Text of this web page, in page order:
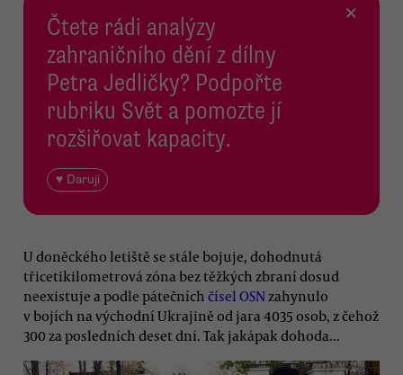
Čtete rádi analýzy
zahraničního dění z dílny
Petra Jedličky? Podpořte
rubriku Svět a pomozte jí
rozšiřovat kapacity.
♥ Daruji
×
U doněckého letiště se stále bojuje, dohodnutá
třicetikilometrová zóna bez těžkých zbraní dosud
neexistuje a podle pátečních čísel OSN zahynulo
v bojích na východní Ukrajině od jara 4035 osob, z čehož
300 za posledních deset dní. Tak jakápak dohoda...